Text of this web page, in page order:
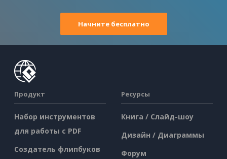
Начните бесплатно
Продукт
Набор инструментов
для работы с PDF
Создатель флипбуков
Ресурсы
Книга / Слайд-шоу
Дизайн / Диаграммы
Форум